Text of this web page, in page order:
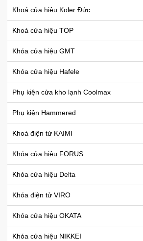
Khoá cửa hiệu Koler Đức
Khoá cửa hiệu TOP
Khóa cửa hiệu GMT
Khóa cửa hiệu Hafele
Phụ kiện cửa kho lạnh Coolmax
Phụ kiện Hammered
Khoá điện tử KAIMI
Khóa cửa hiệu FORUS
Khóa cửa hiệu Delta
Khóa điện tử VIRO
Khóa cửa hiệu OKATA
Khóa cửa hiệu NIKKEI